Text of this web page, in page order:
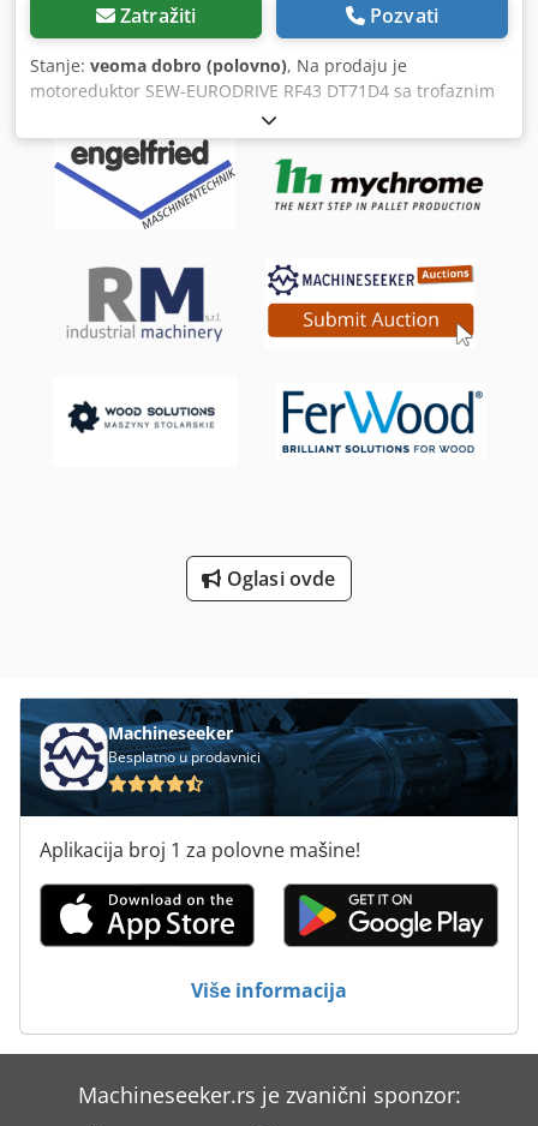
Zatražiti Pozvati
Stanje: veoma dobro (polovno), Na prodaju je
motoreduktor SEW-EURODRIVE RF43 DT71D4 sa trofaznim
motorom snage 0,37 kW. Uređaj je u potpunosti
funkcionalan, testiran i spreman za rad. Tehničko stanje je
vrlo dobro, vizuelno ima normalne tragove upotrebe usled
eksploatacije. Motoreduktor je opremljen cilindričnim
reduktorom sa montažnom prirubnicom B5, što ga čini
proizvodnih mašina i drugih industrijskih uređaja. Tehnički
podaci: Cjdpoznv Haefx Agqjha Proizvođač: SEW-
EURODRIVE Tip reduktora: RF43 Tip motora: DT71D4 Snaga:
0,37 kW Napajanje: 3×220/380 V, 50 Hz Brzina motora: 1380
Izvedba: IM B5 Stepen zaštite: IP54 Klasa izolacije: B Faktor
snage: cos φ 0,70
Oglasi ovde
Machineseeker
Besplatno u prodavnici
Aplikacija broj 1 za polovne mašine!
Više informacija
Machineseeker.rs je zvanični sponzor: